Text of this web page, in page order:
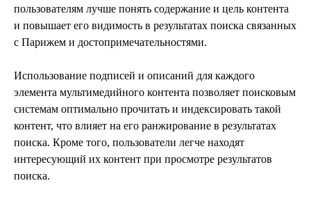
пользователям лучше понять содержание и цель контента
и повышает его видимость в результатах поиска связанных
с Парижем и достопримечательностями.
Использование подписей и описаний для каждого
элемента мультимедийного контента позволяет поисковым
системам оптимально прочитать и индексировать такой
контент, что влияет на его ранжирование в результатах
поиска. Кроме того, пользователи легче находят
интересующий их контент при просмотре результатов
поиска.